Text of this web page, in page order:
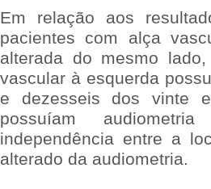
Em relação aos
pacientes com alça
alterada do mesmo
vascular à esquerda
e dezesseis dos vinte
possuíam
independência entre a
alterado da audiometria.